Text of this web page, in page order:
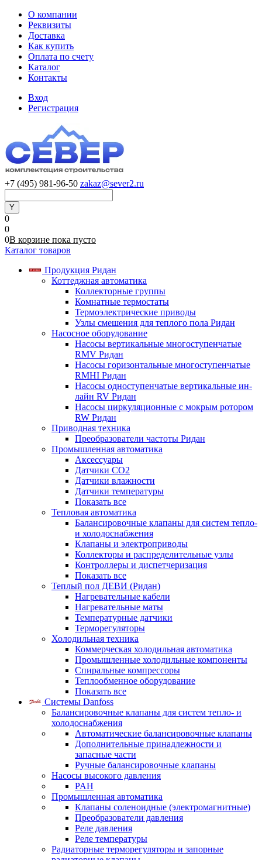
О компании
Реквизиты
Доставка
Как купить
Оплата по счету
Каталог
Контакты
Вход
Регистрация
+7 (495) 981-96-50 zakaz@sever2.ru
0
0
0В корзине пока пусто
Каталог товаров
Продукция Ридан
Коттеджная автоматика
Коллекторные группы
Комнатные термостаты
Термоэлектрические приводы
Узлы смешения для теплого пола Ридан
Насосное оборудование
Насосы вертикальные многоступенчатые
RMV Ридан
Насосы горизонтальные многоступенчатые
RMHI Ридан
Насосы одноступенчатые вертикальные ин-
лайн RV Ридан
Насосы циркуляционные с мокрым ротором
RW Ридан
Приводная техника
Преобразователи частоты Ридан
Промышленная автоматика
Аксессуары
Датчики CO2
Датчики влажности
Датчики температуры
Показать все
Тепловая автоматика
Балансировочные клапаны для систем тепло-
и холодоснабжения
Клапаны и электроприводы
Коллекторы и распределительные узлы
Контроллеры и диспетчеризация
Показать все
Теплый пол ДЕВИ (Ридан)
Нагревательные кабели
Нагревательные маты
Температурные датчики
Терморегуляторы
Холодильная техника
Коммерческая холодильная автоматика
Промышленные холодильные компоненты
Спиральные компрессоры
Теплообменное оборудование
Показать все
Системы Danfoss
Балансировочные клапаны для систем тепло- и
холодоснабжения
Автоматические балансировочные клапаны
Дополнительные принадлежности и
запасные части
Ручные балансировочные клапаны
Насосы высокого давления
PAH
Промышленная автоматика
Клапаны соленоидные (электромагнитные)
Преобразователи давления
Реле давления
Реле температуры
Радиаторные терморегуляторы и запорные